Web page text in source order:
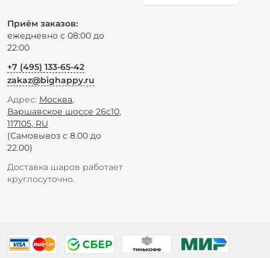
Приём заказов:
ежедневно с 08:00 до
22:00
+7 (495) 133-65-42
zakaz@bighappy.ru
Адрес: Москва,
Варшавское шоссе 26с10,
117105, RU
(Самовывоз с 8.00 до
22.00)
Доставка шаров работает
круглосуточно.